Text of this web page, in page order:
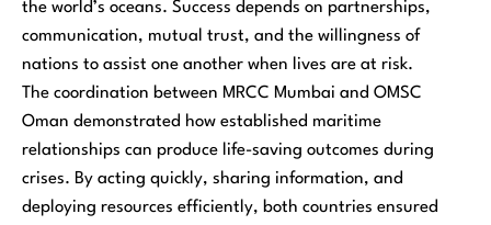
the world’s oceans. Success depends on partnerships,
communication, mutual trust, and the willingness of
nations to assist one another when lives are at risk.
The coordination between MRCC Mumbai and OMSC
Oman demonstrated how established maritime
relationships can produce life-saving outcomes during
crises. By acting quickly, sharing information, and
deploying resources efficiently, both countries ensured